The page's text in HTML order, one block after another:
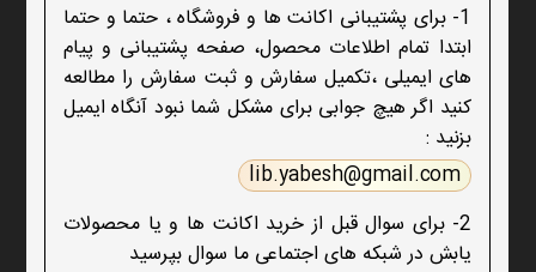
1- برای پشتیبانی اکانت ها و فروشگاه ، حتما و حتما
ابتدا تمام اطلاعات محصول، صفحه پشتیبانی و پیام
های ایمیلی ،تکمیل سفارش و ثبت سفارش را مطالعه
کنید اگر هیچ جوابی برای مشکل شما نبود آنگاه ایمیل
بزنید :
lib.yabesh@gmail.com
2- برای سوال قبل از خرید اکانت ها و یا محصولات
یابش در شبکه های اجتماعی ما سوال بپرسید